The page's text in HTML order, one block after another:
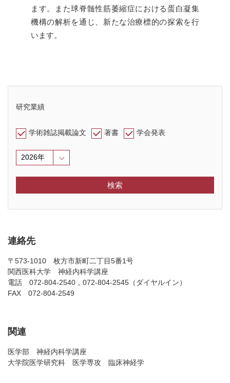
ます。また球脊髄性筋萎縮症における蛋白凝集
機構の解析を通じ、新たな治療標的の探索を行
います。
研究業績
学術雑誌掲載論文 著書 学会発表
検索
連絡先
〒573-1010 枚方市新町二丁目5番1号
関西医科大学 神経内科学講座
電話 072-804-2540，072-804-2545（ダイヤルイン）
FAX 072-804-2549
関連
医学部 神経内科学講座
大学院医学研究科 医学専攻 臨床神経学